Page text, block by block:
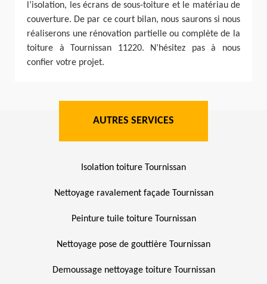
l’isolation, les écrans de sous-toiture et le matériau de
couverture. De par ce court bilan, nous saurons si nous
réaliserons une rénovation partielle ou complète de la
toiture à Tournissan 11220. N’hésitez pas à nous
confier votre projet.
AUTRES SERVICES
Isolation toiture Tournissan
Nettoyage ravalement façade Tournissan
Peinture tuile toiture Tournissan
Nettoyage pose de gouttière Tournissan
Demoussage nettoyage toiture Tournissan